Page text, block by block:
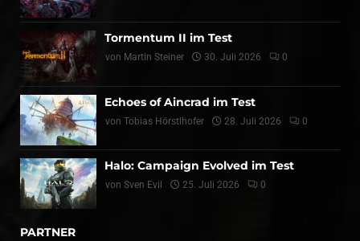
Tormentum II im Test
von Martin Steiner 30. Juli 2026 0
Echoes of Aincrad im Test
von Tobias Hörstlhofer 28. Juli 2026 0
Halo: Campaign Evolved im Test
von Sven Evil 25. Juli 2026 0
PARTNER